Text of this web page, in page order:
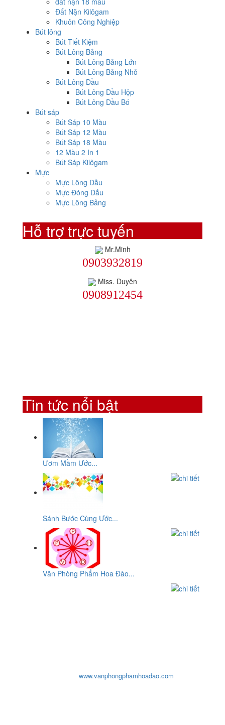
Đất Nặn Kilôgam
Khuôn Công Nghiệp
Bút lông
Bút Tiết Kiệm
Bút Lông Bảng
Bút Lông Bảng Lớn
Bút Lông Bảng Nhỏ
Bút Lông Dầu
Bút Lông Dầu Hộp
Bút Lông Dầu Bó
Bút sáp
Bút Sáp 10 Màu
Bút Sáp 12 Màu
Bút Sáp 18 Màu
12 Màu 2 In 1
Bút Sáp Kilôgam
Mực
Mực Lông Dầu
Mực Đóng Dấu
Mực Lông Bảng
Hỗ trợ trực tuyến
Mr.Minh
0903932819
Miss. Duyên
0908912454
Tin tức nổi bật
Ươm Mầm Ước...
Sánh Bước Cùng Ước...
Văn Phòng Phẩm Hoa Đào...
www.vanphongphamhoadao.com